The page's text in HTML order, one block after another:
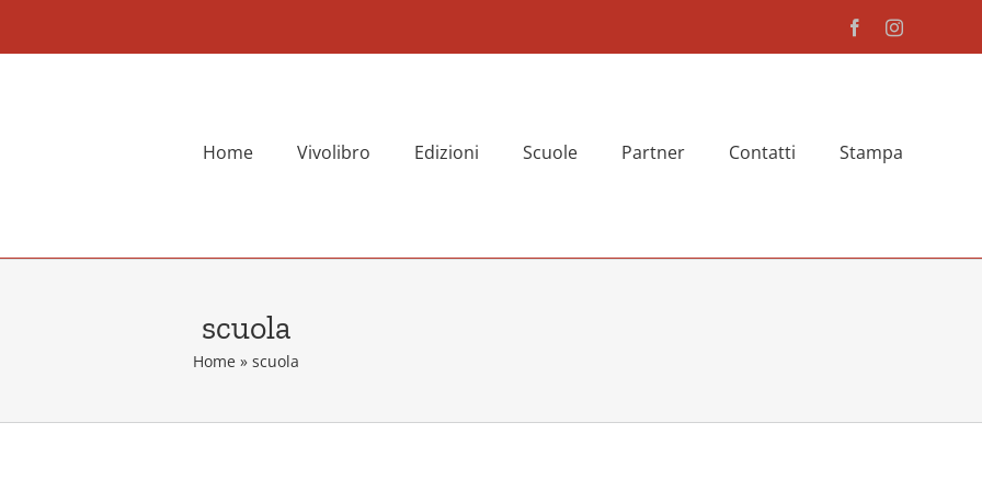
FacebookInstagram
Home Vivolibro Edizioni Scuole Partner Contatti Stampa
scuola
Home » scuola